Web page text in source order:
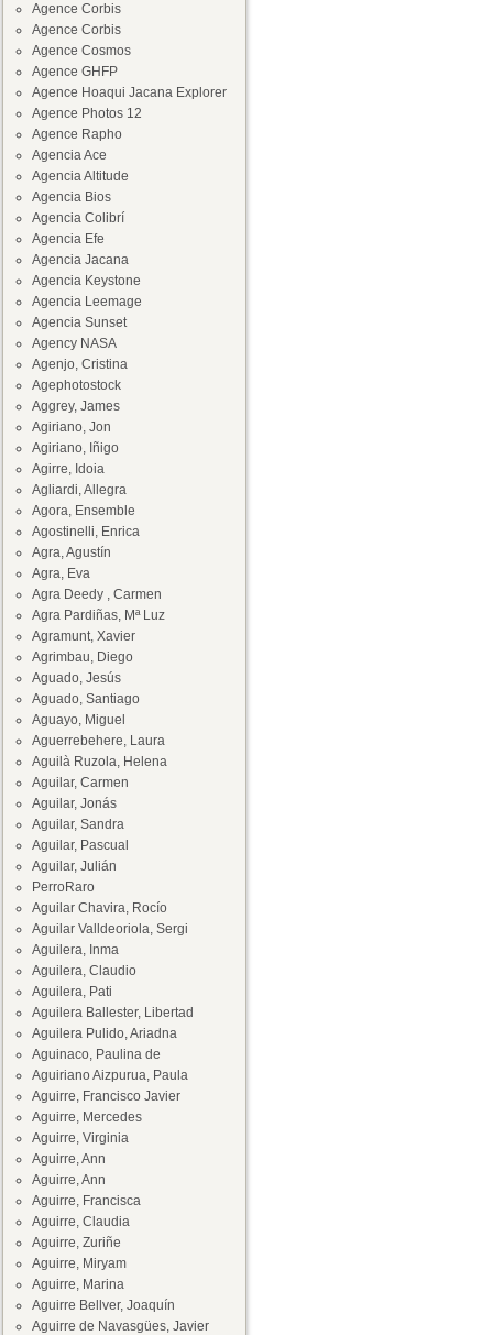
Agence Corbis
Agence Corbis
Agence Cosmos
Agence GHFP
Agence Hoaqui Jacana Explorer
Agence Photos 12
Agence Rapho
Agencia Ace
Agencia Altitude
Agencia Bios
Agencia Colibrí
Agencia Efe
Agencia Jacana
Agencia Keystone
Agencia Leemage
Agencia Sunset
Agency NASA
Agenjo, Cristina
Agephotostock
Aggrey, James
Agiriano, Jon
Agiriano, Iñigo
Agirre, Idoia
Agliardi, Allegra
Agora, Ensemble
Agostinelli, Enrica
Agra, Agustín
Agra, Eva
Agra Deedy , Carmen
Agra Pardiñas, Mª Luz
Agramunt, Xavier
Agrimbau, Diego
Aguado, Jesús
Aguado, Santiago
Aguayo, Miguel
Aguerrebehere, Laura
Aguilà Ruzola, Helena
Aguilar, Carmen
Aguilar, Jonás
Aguilar, Sandra
Aguilar, Pascual
Aguilar, Julián
PerroRaro
Aguilar Chavira, Rocío
Aguilar Valldeoriola, Sergi
Aguilera, Inma
Aguilera, Claudio
Aguilera, Pati
Aguilera Ballester, Libertad
Aguilera Pulido, Ariadna
Aguinaco, Paulina de
Aguiriano Aizpurua, Paula
Aguirre, Francisco Javier
Aguirre, Mercedes
Aguirre, Virginia
Aguirre, Ann
Aguirre, Ann
Aguirre, Francisca
Aguirre, Claudia
Aguirre, Zuriñe
Aguirre, Miryam
Aguirre, Marina
Aguirre Bellver, Joaquín
Aguirre de Navasgües, Javier